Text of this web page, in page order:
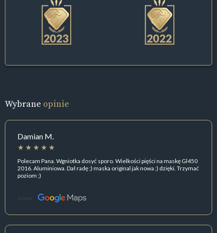
Wybrane opinie
Damian M.
Polecam Pana. Wgniotka dosyć sporo. Wielkości pięści na maskę Gl450
2016. Aluminiowa. Dał radę ;) maska original jak nowa ;) dzięki. Trzymać
poziom ;)
Źródło: